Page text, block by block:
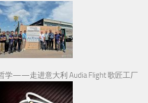
学——走进意大利 Audia Flight 歌匠工厂